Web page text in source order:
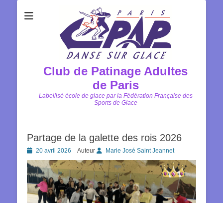
Club de Patinage Adultes
de Paris
Labellisé école de glace par la Fédération Française des
Sports de Glace
Partage de la galette des rois 2026
Posted
on
20 avril 2026 Auteur Marie José Saint Jeannet